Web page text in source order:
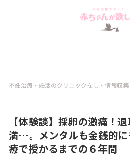
不妊治療・妊活のクリニック探し・情報収
【体験談】採卵の激痛！
満…。メンタルも金銭的
療で授かるまでの６年間